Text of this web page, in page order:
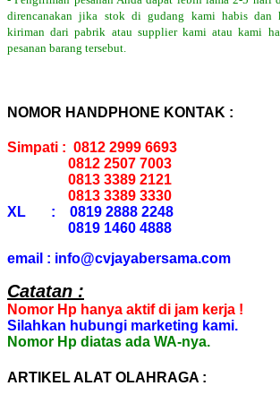
direncanakan jika stok di gudang kami habis dan
kiriman dari pabrik atau supplier kami atau kami
pesanan barang tersebut.
NOMOR HANDPHONE KONTAK :
Simpati : 0812 2999 6693
0812 2507 7003
0813 3389 2121
0813 3389 3330
XL : 0819 2888 2248
0819 1460 4888
email : info@cvjayabersama.com
Catatan :
Nomor Hp hanya aktif di jam kerja !
Silahkan hubungi marketing kami.
Nomor Hp diatas ada WA-nya.
ARTIKEL ALAT OLAHRAGA :